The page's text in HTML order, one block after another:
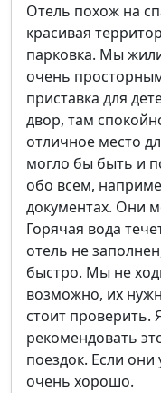
Отель похож на
красивая
парковка. Мы
очень
приставка для
двор, там
отличное место
могло бы быть и
обо всем,
документах. Они
Горячая вода
отель не
быстро. Мы не
возможно, их
стоит проверить.
рекомендовать
поездок. Если они
очень хорошо.